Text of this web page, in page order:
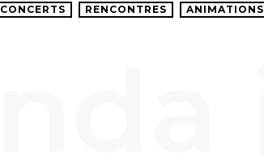
CONCERTS RENCONTRES ANIMATIONS